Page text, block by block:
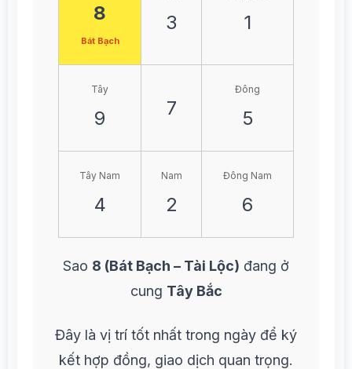
8
Bát Bạch
3 1
Tây
9 7
Đông
5
Tây Nam
4
Nam
2
Đông Nam
6
Sao 8 (Bát Bạch – Tài Lộc) đang ở
cung Tây Bắc
Đây là vị trí tốt nhất trong ngày để ký
kết hợp đồng, giao dịch quan trọng.